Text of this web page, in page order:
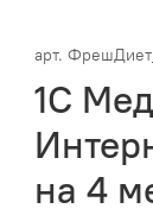
арт.
1С
на 4